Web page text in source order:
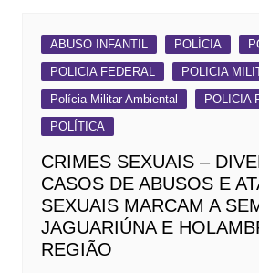
ABUSO INFANTIL POLÍCIA
POLICIA FEDERAL
POLICIA
Polícia Militar Ambiental
POLICIA
POLÍTICA
CRIMES SEXUAIS –
CASOS DE ABUSOS E
SEXUAIS MARCAM A
JAGUARIÚNA E
REGIÃO